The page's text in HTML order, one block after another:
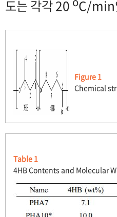
도는 각각 20 C/min
Figure 1
Chemical
Table 1
4HB Contents and Molecular